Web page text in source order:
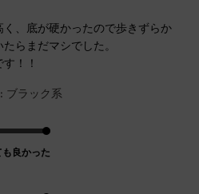
、底が硬かったので歩きずらか
らまだマシでした。
！！
ブラック系
も良かった